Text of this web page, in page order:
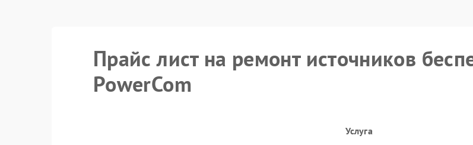
Прайс лист на ремонт источников
PowerCom
Услуга